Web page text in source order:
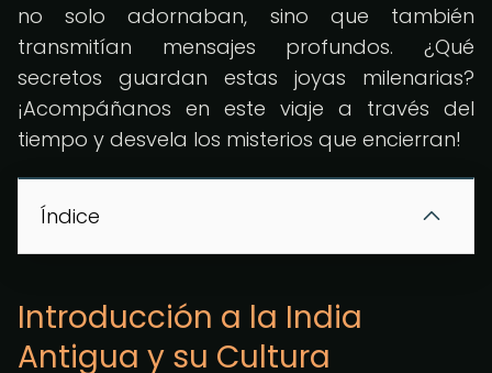
no solo adornaban, sino que también
transmitían mensajes profundos. ¿Qué
secretos guardan estas joyas milenarias?
¡Acompáñanos en este viaje a través del
tiempo y desvela los misterios que encierran!
Índice
Introducción a la India
Antigua y su Cultura